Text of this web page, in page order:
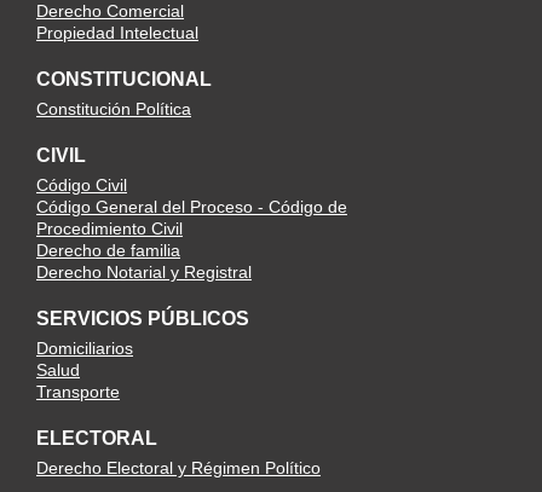
Derecho Comercial
Propiedad Intelectual
CONSTITUCIONAL
Constitución Política
CIVIL
Código Civil
Código General del Proceso - Código de
Procedimiento Civil
Derecho de familia
Derecho Notarial y Registral
SERVICIOS PÚBLICOS
Domiciliarios
Salud
Transporte
ELECTORAL
Derecho Electoral y Régimen Político